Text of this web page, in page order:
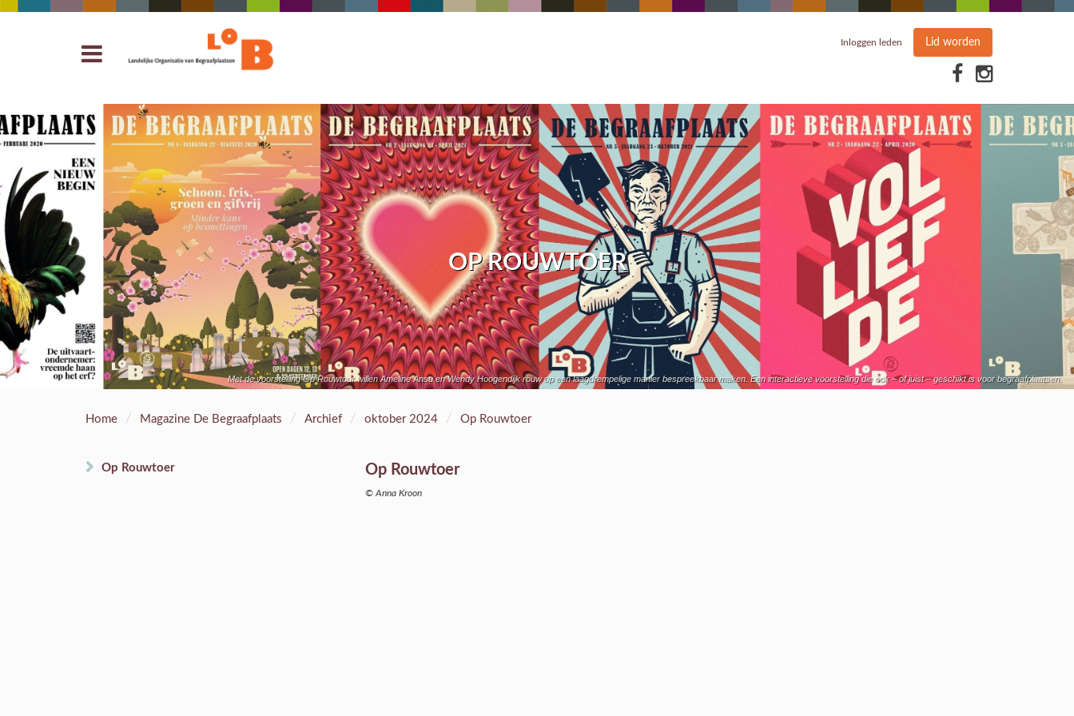
Inloggen leden Lid worden
OP ROUWTOER
Met de voorstelling Op Rouwtour willen Ameline Ansu en Wendy Hoogendijk rouw op een laagdrempelige manier bespreekbaar maken. Een interactieve voorstelling die ook – of juist – geschikt is voor begraafplaatsen.
Home / Magazine De Begraafplaats / Archief / oktober 2024 / Op Rouwtoer
Op Rouwtoer Op Rouwtoer
© Anna Kroon